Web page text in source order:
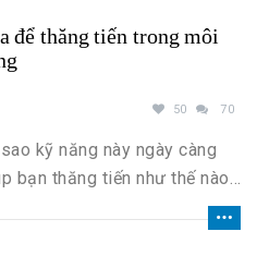
để thăng tiến trong môi
50 70
kỹ năng này ngày càng
bạn thăng tiến như thế nào
tìm hiểu chi tiết trong bài viết